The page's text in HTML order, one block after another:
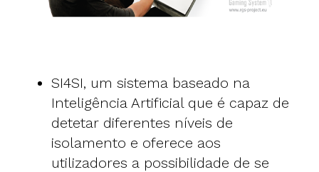
SI4SI, um sistema baseado na
Inteligência Artificial que é capaz de
detetar diferentes níveis de
isolamento e oferece aos
utilizadores a possibilidade de se